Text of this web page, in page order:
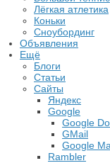
Лёгкая атлетика
Коньки
Сноубординг
Объявления
Ещё
Блоги
Статьи
Сайты
Яндекс
Google
Google
GMail
Google
Rambler